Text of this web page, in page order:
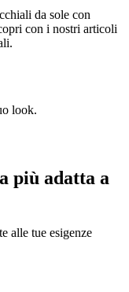
da sole con
con i nostri articoli
look.
più adatta a
alle tue esigenze